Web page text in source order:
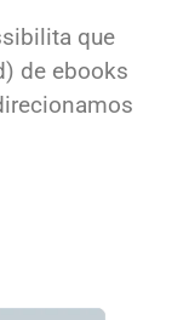
que
de ebooks